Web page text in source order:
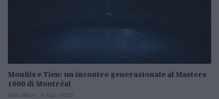
Monfils e Tien: un incontro generazionale al Masters
1000 di Montréal
Ilaria Mauri · 8 Ago 2026